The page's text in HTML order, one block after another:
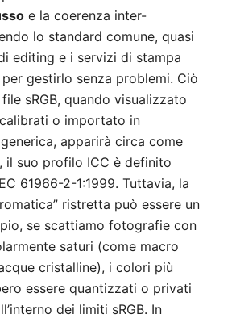
e la coerenza inter-
lo standard comune, quasi
editing e i servizi di stampa
gestirlo senza problemi. Ciò
sRGB, quando visualizzato
o importato in
generica, apparirà circa come
il suo profilo ICC è definito
61966-2-1:1999. Tuttavia, la
ristretta può essere un
se scattiamo fotografie con
saturi (come macro
cristalline), i colori più
essere quantizzati o privati
dei limiti sRGB. In